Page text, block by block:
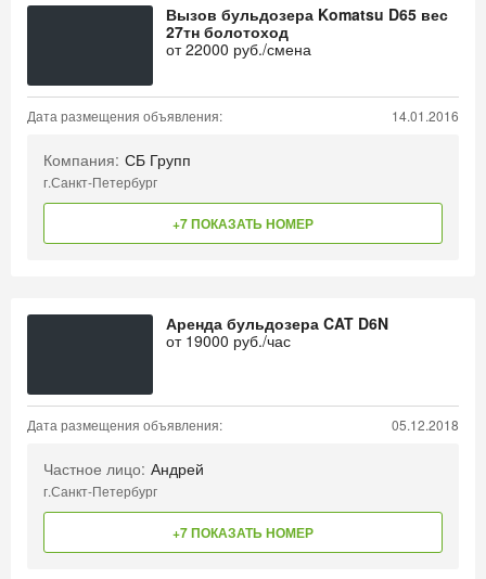
Вызов бульдозера Komatsu D65 вес
27тн болотоход
от22000 руб./смена
Дата размещения объявления: 14.01.2016
Компания: СБ Групп
г.Санкт-Петербург
+7 ПОКАЗАТЬ НОМЕР
Аренда бульдозера CAT D6N
от 19000 руб./час
Дата размещения объявления: 05.12.2018
Частное лицо: Андрей
г.Санкт-Петербург
+7 ПОКАЗАТЬ НОМЕР